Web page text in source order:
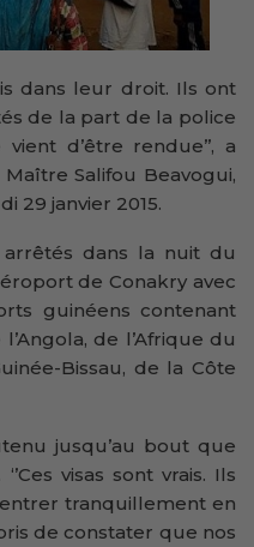
dans leur droit. Ils ont
de la part de la police
d’être rendue’’, a
Salifou Beavogui,
29 janvier 2015.
dans la nuit du
de Conakry avec
guinéens contenant
de l’Afrique du
Bissau, de la Côte
jusqu’au bout que
visas sont vrais. Ils
tranquillement en
de constater que nos